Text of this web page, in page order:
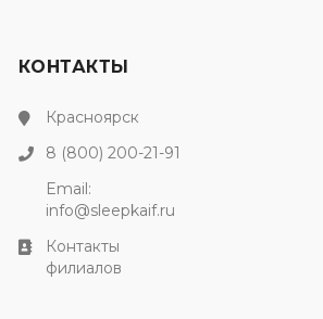
КОНТАКТЫ
Красноярск
8 (800) 200-21-91
Email:
info@sleepkaif.ru
Контакты
филиалов